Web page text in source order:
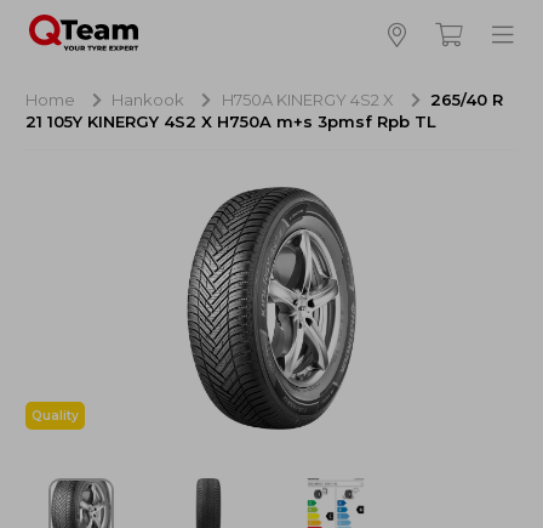
Hoeveel banden wilt u bestellen?
Totaal inclusief BTW:
Bestellen
Annuleren
Home Hankook H750A KINERGY 4S2 X
265/40 R
21 105Y KINERGY 4S2 X H750A m+s 3pmsf Rpb TL
Quality